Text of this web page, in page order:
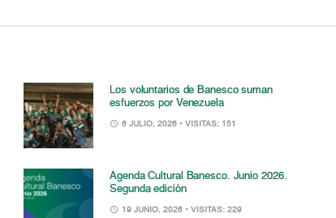
Los voluntarios de Banesco suman
esfuerzos por Venezuela
6 JULIO, 2026 • VISITAS: 151
Agenda Cultural Banesco. Junio 2026.
Segunda edición
19 JUNIO, 2026 • VISITAS: 229